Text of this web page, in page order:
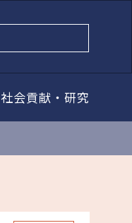
社会貢献・研究